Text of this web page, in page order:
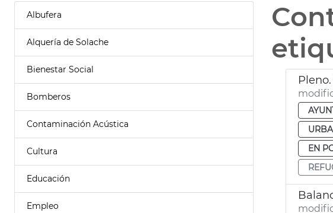
Albufera
Alquería de Solache
Bienestar Social
Bomberos
Contaminación Acústica
Cultura
Educación
Empleo
EN